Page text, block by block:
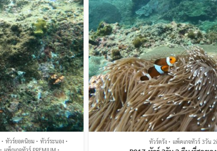
ทัวร์ยอดนิยม
ทัวร์ระนอง
ทัวร์ตรัง แพ็คเกจทัวร์ 3วัน